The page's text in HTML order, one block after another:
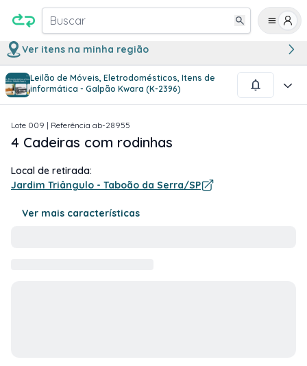
Buscar
Ver itens na minha região
Leilão de Móveis, Eletrodomésticos, Itens de
informática - Galpão Kwara (K-2396)
1/2
Lote 009 | Referência ab-28955
4 Cadeiras com rodinhas
Local de retirada:
Jardim Triângulo - Taboão da Serra/SP
Ver mais características